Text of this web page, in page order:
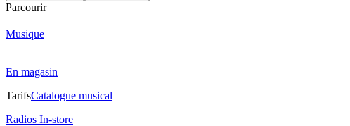
Parcourir
Musique
En magasin
TarifsCatalogue musical
Radios In-store